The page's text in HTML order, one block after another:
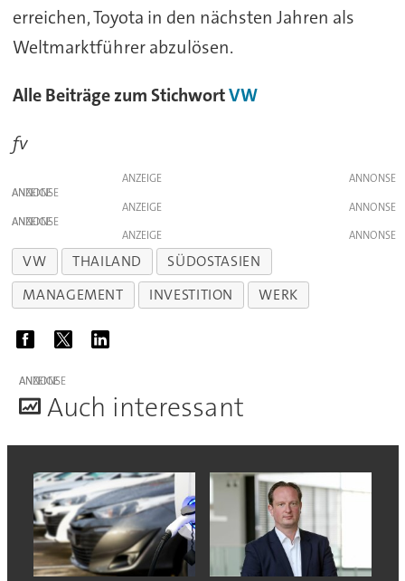
erreichen, Toyota in den nächsten Jahren als
Weltmarktführer abzulösen.
Alle Beiträge zum StichwortVW
fv
ANZEIGE
ANZEIGE
ANZEIGE
ANZEIGE
ANZEIGE
VW THAILAND
SÜDOSTASIEN
MANAGEMENT
INVESTITION WERK
ANZEIGE
Auch interessant